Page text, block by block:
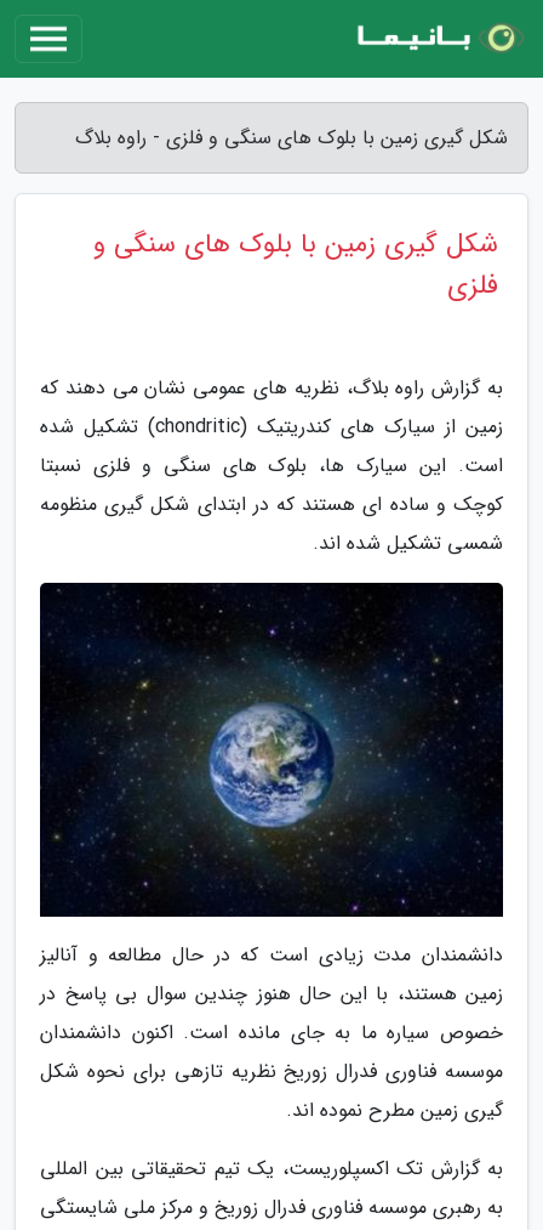
شکل گیری زمین با بلوک های سنگی و فلزی - راوه بلاگ
شکل گیری زمین با بلوک های سنگی و
فلزی
به گزارش راوه بلاگ، نظریه های عمومی نشان می دهند که
زمین از سیارک های کندریتیک (chondritic) تشکیل شده
است. این سیارک ها، بلوک های سنگی و فلزی نسبتا
کوچک و ساده ای هستند که در ابتدای شکل گیری منظومه
شمسی تشکیل شده اند.
دانشمندان مدت زیادی است که در حال مطالعه و آنالیز
زمین هستند، با این حال هنوز چندین سوال بی پاسخ در
خصوص سیاره ما به جای مانده است. اکنون دانشمندان
موسسه فناوری فدرال زوریخ نظریه تازهی برای نحوه شکل
گیری زمین مطرح نموده اند.
به گزارش تک اکسپلوریست، یک تیم تحقیقاتی بین المللی
به رهبری موسسه فناوری فدرال زوریخ و مرکز ملی شایستگی